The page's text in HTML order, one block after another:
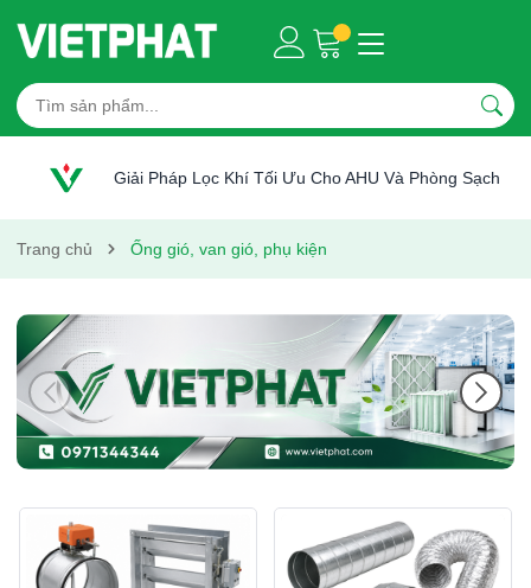
Giải Pháp Lọc Khí Tối Ưu Cho AHU Và Phòng Sạch
Trang chủ Ống gió, van gió, phụ kiện